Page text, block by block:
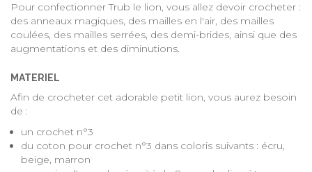
Pour confectionner Trub le lion, vous allez devoir crocheter :
des anneaux magiques, des mailles en l'air, des mailles
coulées, des mailles serrées, des demi-brides, ainsi que des
augmentations et des diminutions.
MATERIEL
Afin de crocheter cet adorable petit lion, vous aurez besoin
de :
un crochet n°3
du coton pour crochet n°3 dans coloris suivants : écru,
beige, marron